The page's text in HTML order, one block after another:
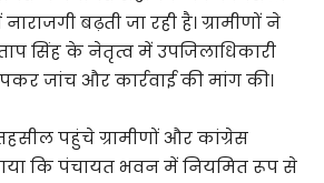
बढ़ती जा रही है। ग्रामीणों ने
सिंह के नेतृत्व में उपजिलाधिकारी
जांच और कार्रवाई की मांग की।
पहुंचे ग्रामीणों और कांग्रेस
कि पंचायत भवन में नियमित रूप से